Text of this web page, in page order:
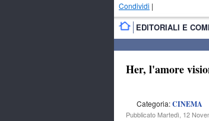
Condividi |
EDITORIALI E
Her, l'amore
Categoria:CINEMA
Pubblicato Martedì, 12